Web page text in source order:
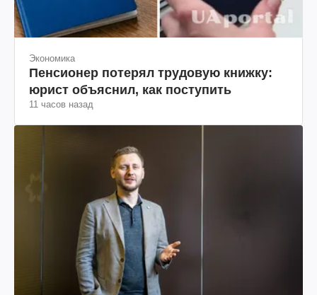
Экономика
Пенсионер потерял трудовую книжку:
юрист объяснил, как поступить
11 часов назад